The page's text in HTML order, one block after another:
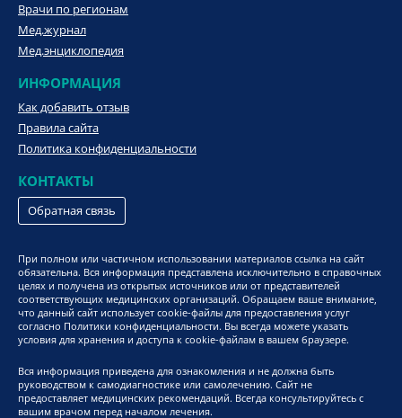
Врачи по регионам
Мед.журнал
Мед.энциклопедия
ИНФОРМАЦИЯ
Как добавить отзыв
Правила сайта
Политика конфиденциальности
КОНТАКТЫ
Обратная связь
При полном или частичном использовании материалов ссылка на сайт
обязательна. Вся информация представлена исключительно в справочных
целях и получена из открытых источников или от представителей
соответствующих медицинских организаций. Обращаем ваше внимание,
что данный сайт использует cookie-файлы для предоставления услуг
согласно Политики конфиденциальности. Вы всегда можете указать
условия для хранения и доступа к cookie-файлам в вашем браузере.
Вся информация приведена для ознакомления и не должна быть
руководством к самодиагностике или самолечению. Сайт не
предоставляет медицинских рекомендаций. Всегда консультируйтесь с
вашим врачом перед началом лечения.